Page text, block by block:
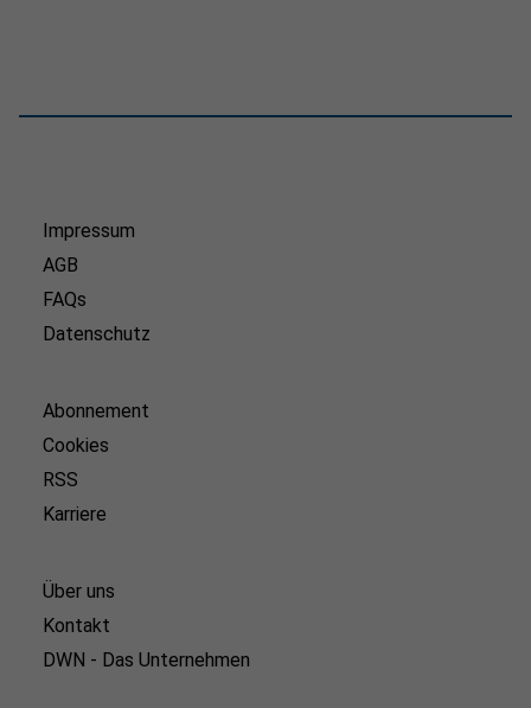
Impressum
AGB
FAQs
Datenschutz
Abonnement
Cookies
RSS
Karriere
Über uns
Kontakt
DWN - Das Unternehmen